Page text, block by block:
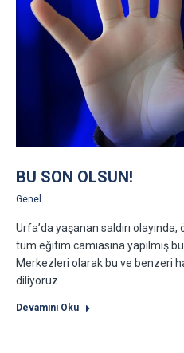
BU SON OLSUN!
Genel
Urfa’da yaşanan saldırı
tüm eğitim camiasına yapılmış bu
Merkezleri olarak bu ve benzeri
diliyoruz.
Devamını Oku